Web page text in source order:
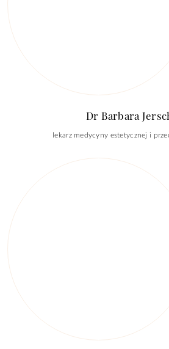
Dr Barbara
lekarz medycyny estetycznej i